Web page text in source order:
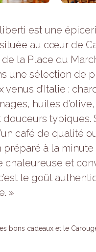
est une
au cœur de
la Place du
une sélection de
venus d’Italie :
huiles
douceurs typiques.
café de qualité
préparé à la minute
chaleureuse et
le goût
»
bons cadeaux et le